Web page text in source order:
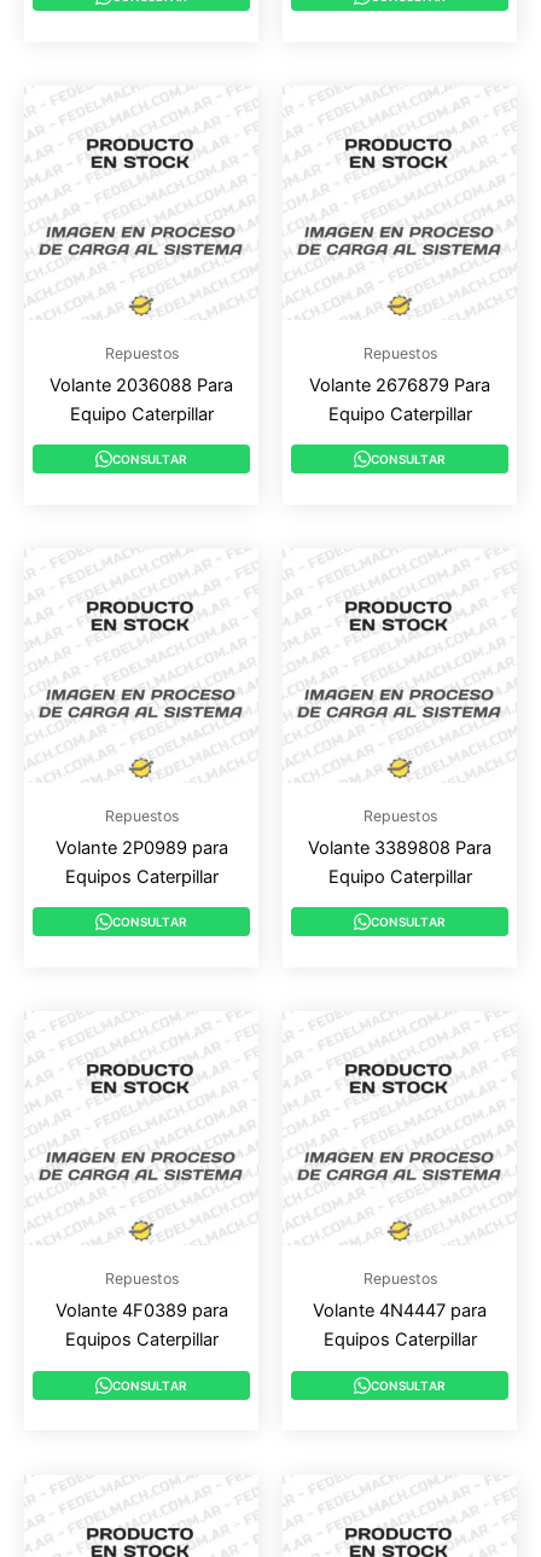
Repuestos
Volante 2036088 Para
Equipo Caterpillar
CONSULTAR
Repuestos
Volante 2676879 Para
Equipo Caterpillar
CONSULTAR
Repuestos
Volante 2P0989 para
Equipos Caterpillar
CONSULTAR
Repuestos
Volante 3389808 Para
Equipo Caterpillar
CONSULTAR
Repuestos
Volante 4F0389 para
Equipos Caterpillar
CONSULTAR
Repuestos
Volante 4N4447 para
Equipos Caterpillar
CONSULTAR